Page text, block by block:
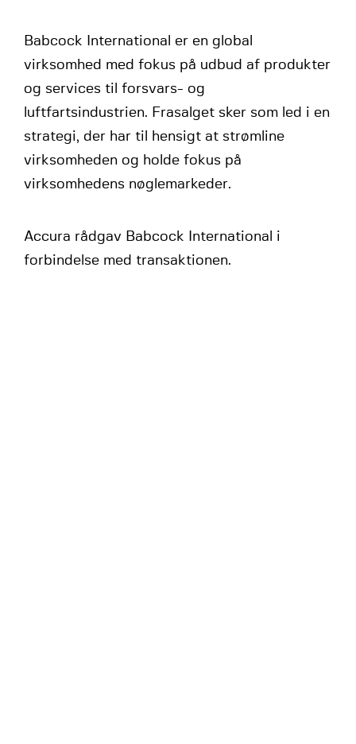
Babcock International er en global
virksomhed med fokus på udbud af produkter
og services til forsvars- og
luftfartsindustrien. Frasalget sker som led i en
strategi, der har til hensigt at strømline
virksomheden og holde fokus på
virksomhedens nøglemarkeder.
Accura rådgav Babcock International i
forbindelse med transaktionen.